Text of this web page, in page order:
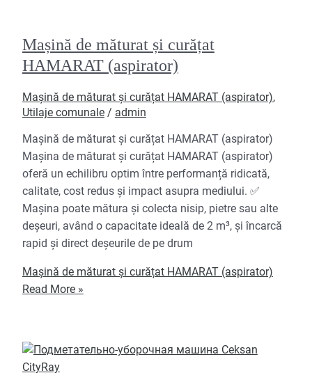
Mașină de măturat și curățat
HAMARAT (aspirator)
Mașină de măturat și curățat HAMARAT (aspirator),
Utilaje comunale/ admin
Mașină de măturat și curățat HAMARAT (aspirator)
Mașina de măturat și curățat HAMARAT (aspirator)
oferă un echilibru optim între performanță ridicată,
calitate, cost redus și impact asupra mediului. ✅
Mașina poate mătura și colecta nisip, pietre sau alte
deșeuri, având o capacitate ideală de 2 m³, și încarcă
rapid și direct deșeurile de pe drum
Mașină de măturat și curățat HAMARAT (aspirator)
Read More »